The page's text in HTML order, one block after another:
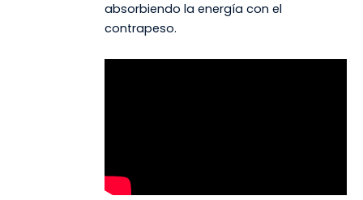
absorbiendo la energía con el
contrapeso.